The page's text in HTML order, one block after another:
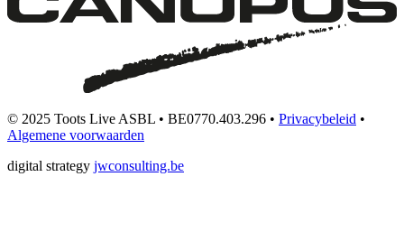
© 2025 Toots Live ASBL • BE0770.403.296 • Privacybeleid •
Algemene voorwaarden
digital strategy jwconsulting.be